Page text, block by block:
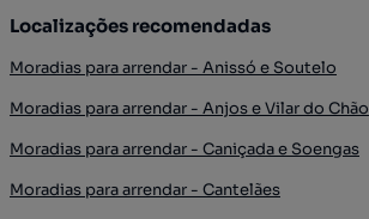
Localizações recomendadas
Moradias para arrendar - Anissó e Soutelo
Moradias para arrendar - Anjos e Vilar do Chão
Moradias para arrendar - Caniçada e Soengas
Moradias para arrendar - Cantelães